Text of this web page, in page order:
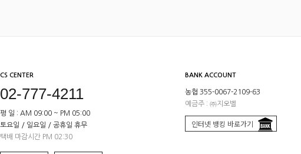
CS CENTER
02-777-4211
평 일 : AM 09:00 ~ PM 05:00
토요일 / 일요일 / 공휴일 휴무
택배 마감시간 PM 02:30
BANK ACCOUNT
농협 355-0067-2109-63
예금주 : ㈜지오벨
인터넷 뱅킹 바로가기